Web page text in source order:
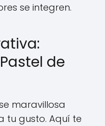
se integren.
de
maravillosa
tu gusto. Aquí te